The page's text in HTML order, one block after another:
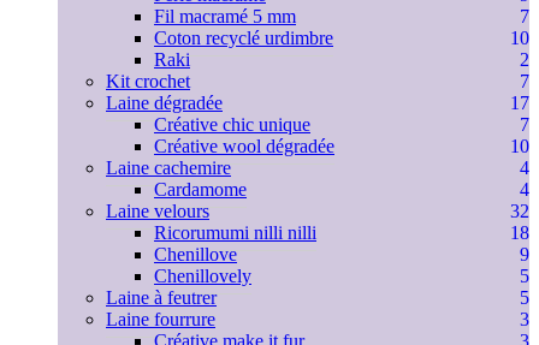
Fil macramé 5 mm
7
Coton recyclé urdimbre
10
Raki
2
Kit crochet
7
Laine dégradée
17
Créative chic unique
7
Créative wool dégradée
10
Laine cachemire
4
Cardamome
4
Laine velours
32
Ricorumumi nilli nilli
18
Chenillove
9
Chenillovely
5
Laine à feutrer
5
Laine fourrure
3
Créative make it fur
3